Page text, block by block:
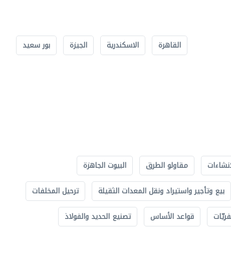
القاهرة الاسكندرية الجيزة بور سعيد
مقاولو الطرق
البيوت الجاهزة
بيع وتأجير واستيراد ونقل المعدات الثقيلة
ترحيل المخلفات
قواعد الأساس
تصنيع الحديد والفولاذ